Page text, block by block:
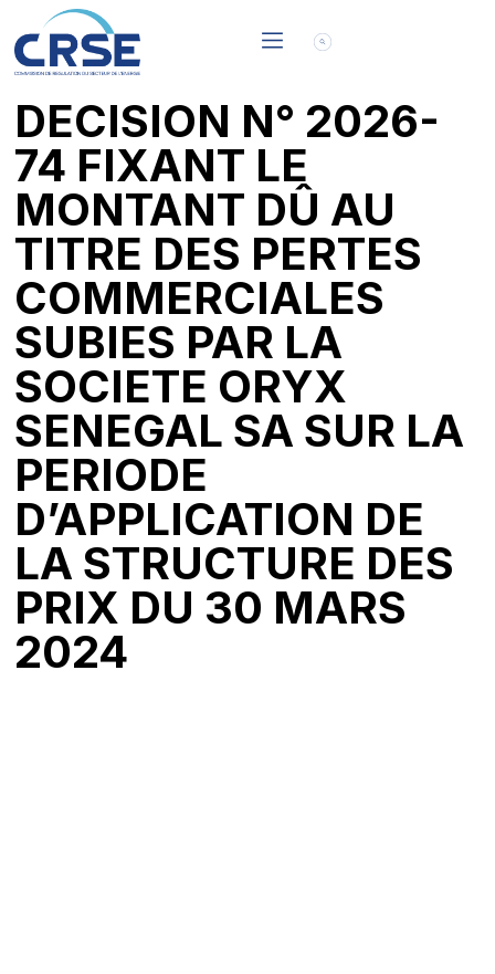
DECISION N° 2026-
74 FIXANT LE
MONTANT DÛ AU
TITRE DES PERTES
COMMERCIALES
SUBIES PAR LA
SOCIETE ORYX
SENEGAL SA SUR LA
PERIODE
D’APPLICATION DE
LA STRUCTURE DES
PRIX DU 30 MARS
2024